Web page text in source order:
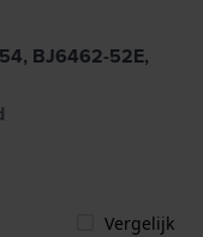
BJ6462-52E,
Vergelijk